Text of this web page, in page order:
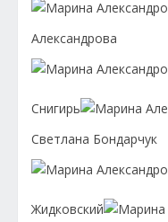
Александрова
Снигирь
Светлана Бондарчук
Жидковский